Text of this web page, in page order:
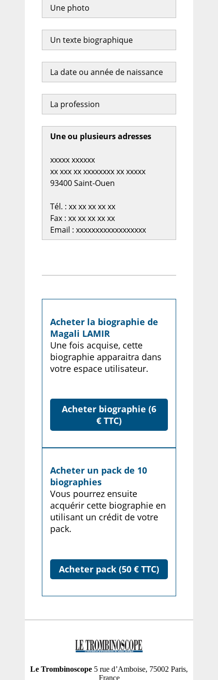
Une photo
Un texte biographique
La date ou année de naissance
La profession
Une ou plusieurs adresses
xxxxx xxxxxx
xx xxx xx xxxxxxxx xx xxxxx
93400 Saint-Ouen
Tél. : xx xx xx xx xx
Fax : xx xx xx xx xx
Email : xxxxxxxxxxxxxxxxxx
Acheter la biographie de
Magali LAMIR
Une fois acquise, cette
biographie apparaitra dans
votre espace utilisateur.
Acheter biographie (6
€ TTC)
Acheter un pack de 10
biographies
Vous pourrez ensuite
acquérir cette biographie en
utilisant un crédit de votre
pack.
Acheter pack (50 € TTC)
Le Trombinoscope 5 rue d’Amboise, 75002 Paris,
France